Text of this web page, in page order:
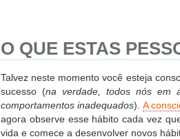
O QUE ESTAS
Talvez neste momento você esteja
sucesso (na verdade, todos nós em
comportamentos inadequados).A
agora observe esse hábito cada vez
vida e comece a desenvolver novos